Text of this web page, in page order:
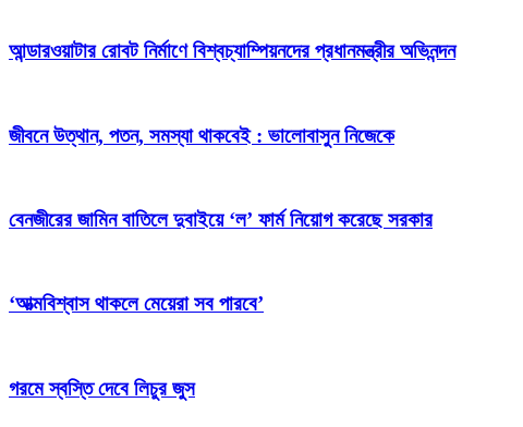
আন্ডারওয়াটার রোবট নির্মাণে বিশ্বচ্যাম্পিয়নদের প্রধানমন্ত্রীর অভিনন্দন
জীবনে উত্থান, পতন, সমস্যা থাকবেই : ভালোবাসুন নিজেকে
বেনজীরের জামিন বাতিলে দুবাইয়ে ‌‘ল’ ফার্ম নিয়োগ করেছে সরকার
‘আত্মবিশ্বাস থাকলে মেয়েরা সব পারবে’
গরমে স্বস্তি দেবে লিচুর জুস